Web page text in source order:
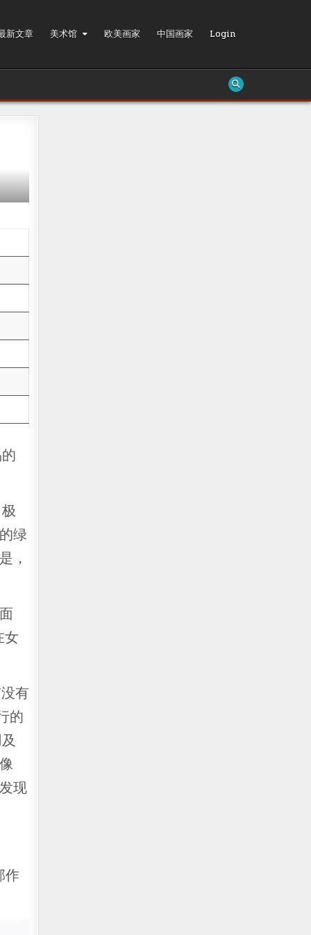
新文章 美术馆 欧美画家 中国画家 Login
绿
，
女
有
的
现
作